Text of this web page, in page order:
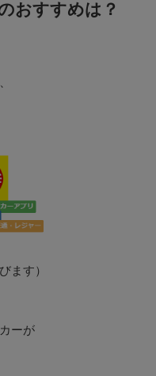
おすすめは？
ます）
ーが